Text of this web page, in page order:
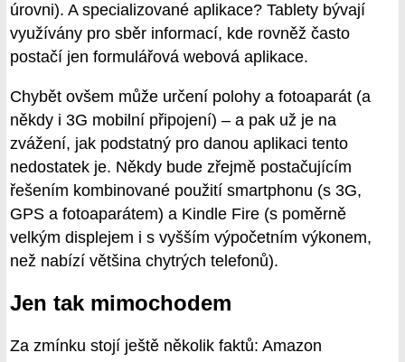
úrovni). A specializované aplikace? Tablety bývají
využívány pro sběr informací, kde rovněž často
postačí jen formulářová webová aplikace.
Chybět ovšem může určení polohy a fotoaparát (a
někdy i 3G mobilní připojení) – a pak už je na
zvážení, jak podstatný pro danou aplikaci tento
nedostatek je. Někdy bude zřejmě postačujícím
řešením kombinované použití smartphonu (s 3G,
GPS a fotoaparátem) a Kindle Fire (s poměrně
velkým displejem i s vyšším výpočetním výkonem,
než nabízí většina chytrých telefonů).
Jen tak mimochodem
Za zmínku stojí ještě několik faktů: Amazon